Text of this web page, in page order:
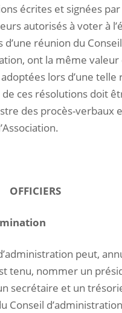
écrites et signées
autorisés à voter à
d’une réunion du Conseil
ont la même valeur
lors d’une telle
ces résolutions doit
des procès-verbaux
peut,
tenu, nommer un
secrétaire et un
Conseil